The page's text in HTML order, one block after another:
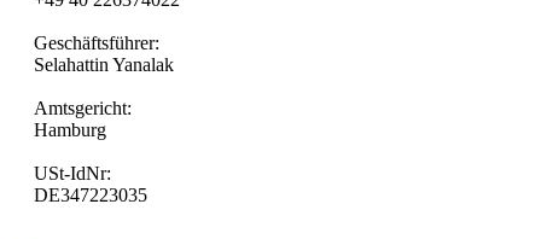
Geschäftsführer:
Selahattin Yanalak
Amtsgericht:
Hamburg
USt-IdNr:
DE347223035